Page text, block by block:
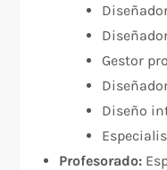
Gestor
Diseño
Profesorado: